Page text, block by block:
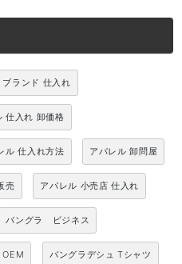
ブランド 仕入れ
仕入れ 卸価格
ル 仕入れ方法 アパレル 卸問屋
売 アパレル 小売店 仕入れ
バングラ ビジネス
OEM バングラデシュ Tシャツ